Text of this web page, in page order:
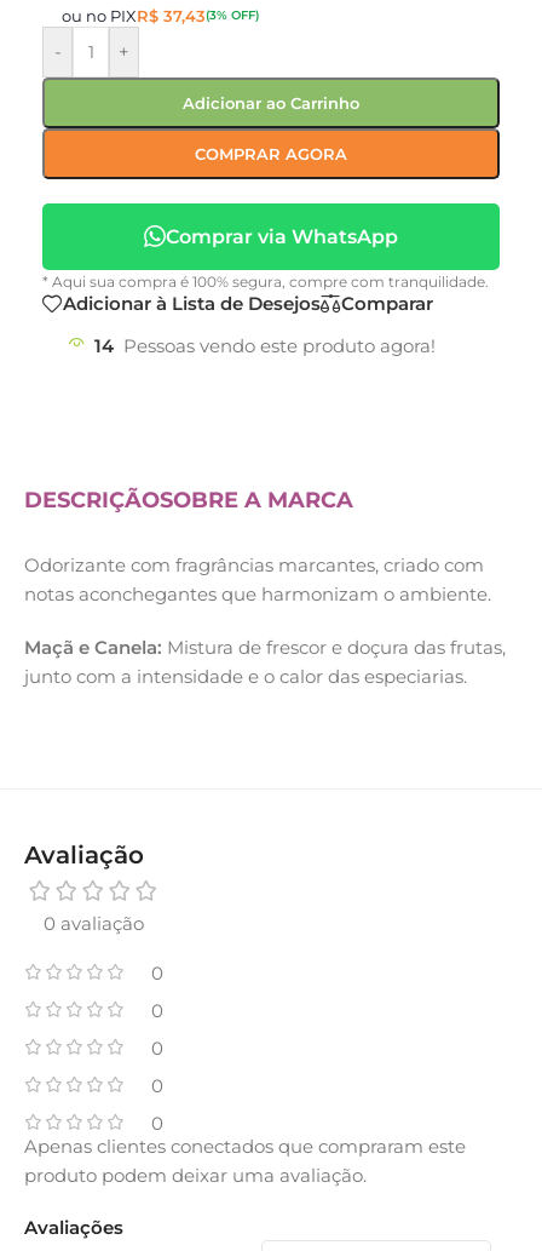
ou no PIXR$ 37,43(3% OFF)
- +
Adicionar ao Carrinho
COMPRAR AGORA
Comprar via WhatsApp
* Aqui sua compra é 100% segura, compre com tranquilidade.
Adicionar à Lista de Desejos
Comparar
14 Pessoas vendo este produto agora!
DESCRIÇÃOSOBRE A MARCA
Odorizante com fragrâncias marcantes, criado com
notas aconchegantes que harmonizam o ambiente.
Maçã e Canela: Mistura de frescor e doçura das frutas,
junto com a intensidade e o calor das especiarias.
Avaliação
0 avaliação
0
0
0
0
0
Avaliações
Apenas clientes conectados que compraram este
produto podem deixar uma avaliação.